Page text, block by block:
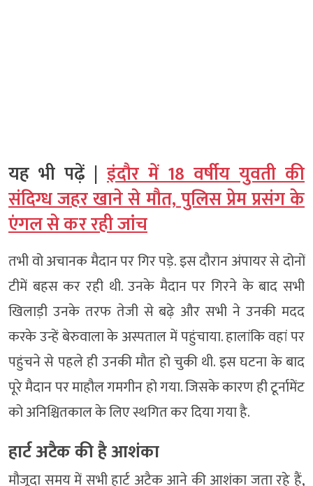
यह भी पढ़ें | इंदौर में 18 वर्षीय युवती की
संदिग्ध जहर खाने से मौत, पुलिस प्रेम प्रसंग के
एंगल से कर रही जांच
तभी वो अचानक मैदान पर गिर पड़े. इस दौरान अंपायर से दोनों
टीमें बहस कर रही थी. उनके मैदान पर गिरने के बाद सभी
खिलाड़ी उनके तरफ तेजी से बढ़े और सभी ने उनकी मदद
करके उन्हें बेरुवाला के अस्पताल में पहुंचाया. हालांकि वहां पर
पहुंचने से पहले ही उनकी मौत हो चुकी थी. इस घटना के बाद
पूरे मैदान पर माहौल गमगीन हो गया. जिसके कारण ही टूर्नामेंट
को अनिश्चितकाल के लिए स्थगित कर दिया गया है.
हार्ट अटैक की है आशंका
मौजूदा समय में सभी हार्ट अटैक आने की आशंका जता रहे हैं,